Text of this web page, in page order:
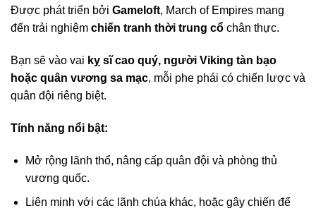
Được phát triển bởi Gameloft, March of Empires mang
đến trải nghiệm chiến tranh thời trung cổ chân thực.
Bạn sẽ vào vai kỵ sĩ cao quý, người Viking tàn bạo
hoặc quân vương sa mạc, mỗi phe phái có chiến lược và
quân đội riêng biệt.
Tính năng nổi bật:
Mở rộng lãnh thổ, nâng cấp quân đội và phòng thủ
vương quốc.
Liên minh với các lãnh chúa khác, hoặc gây chiến để